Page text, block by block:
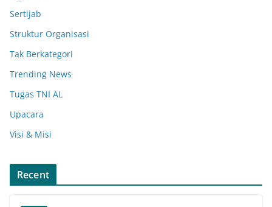
Sertijab
Struktur Organisasi
Tak Berkategori
Trending News
Tugas TNI AL
Upacara
Visi & Misi
Recent